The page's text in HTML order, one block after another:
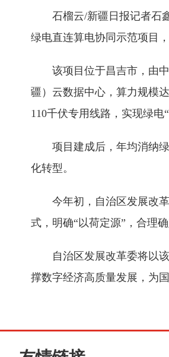
石榴云/新疆日报记者石
绿电直连算电协同示范项目
该项目位于昌吉市，由
疆）云数据中心，算力规模
110千伏专用线路，实现绿电
项目建成后，年均消纳
化转型。
今年初，自治区发展改
式，明确“以荷定源”，合理
自治区发展改革委将以
撑数字经济高质量发展，为